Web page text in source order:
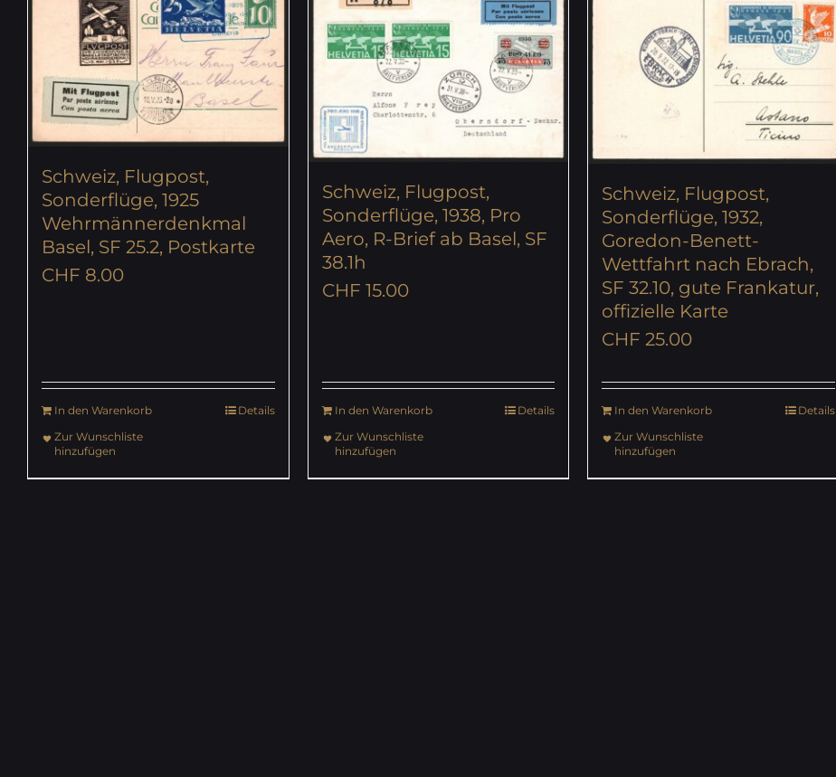
Schweiz, Flugpost,
Sonderflüge, 1925
Wehrmännerdenkmal
Basel, SF 25.2, Postkarte
CHF 8.00
In den Warenkorb
Details
Zur Wunschliste
hinzufügen
Schweiz, Flugpost,
Sonderflüge, 1938, Pro
Aero, R-Brief ab Basel, SF
38.1h
CHF 15.00
In den Warenkorb
Details
Zur Wunschliste
hinzufügen
Schweiz, Flugpost,
Sonderflüge, 1932,
Goredon-Benett-
Wettfahrt nach Ebrach,
SF 32.10, gute Frankatur,
offizielle Karte
CHF 25.00
In den Warenkorb
Details
Zur Wunschliste
hinzufügen